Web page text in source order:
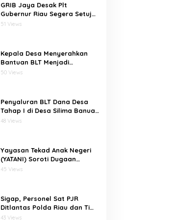
GRIB Jaya Desak Plt
Gubernur Riau Segera Setujui
Penambahan Kuota SPMB,
51 Views
Kepala Desa Menyerahkan
Bantuan BLT Menjadi
Harapan Besar Bagi Desa
50 Views
Penyaluran BLT Dana Desa
Tahap I di Desa Silima Banua
Marit Berjalan Lancar
48 Views
Yayasan Tekad Anak Negeri
(YATANI) Soroti Dugaan
Inkonsistensi Data Gambut
45 Views
Sigap, Personel Sat PJR
Ditlantas Polda Riau dan Tim
Lalin HK Berjibaku
43 Views